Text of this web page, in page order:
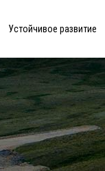
Устойчивое развитие